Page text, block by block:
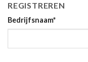
REGISTREREN
Bedrijfsnaam*